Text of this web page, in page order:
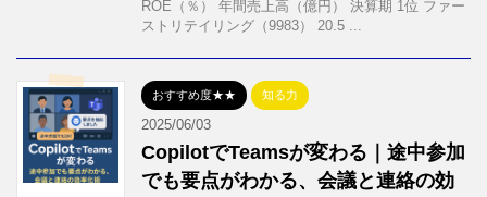
ROE（％） 年間売上高（億円） 決算期 1位 ファー
ストリテイリング（9983） 20.5 ...
おすすめ度★★ 知る力
2025/06/03
CopilotでTeamsが変わる｜途中参加
でも要点がわかる、会議と連絡の効